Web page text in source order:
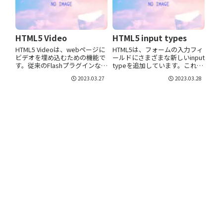
HTML5 Video
HTML5 Videoは、webページに
ビデオを埋め込むための機能で
す。従来のFlashプラグインなど
オを直接再生できるようになり
2023.03.27
HTML5 input types
HTML5は、フォームの入力フィ
ールドにさまざまな新しいinput
typeを追加しています。これら
のバリデーションやフォームの
2023.03.28